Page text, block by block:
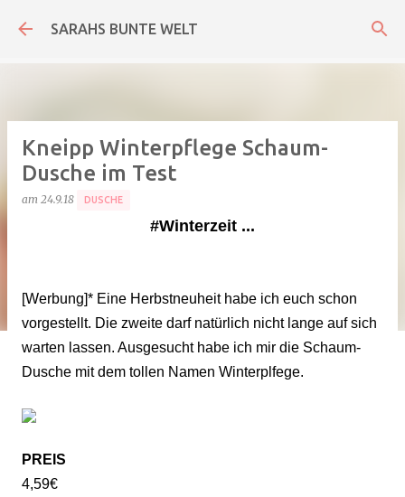
Direkt zum Hauptbereich
SARAHS BUNTE WELT
Kneipp Winterpflege Schaum-
Dusche im Test
am 24.9.18 DUSCHE
#Winterzeit ...
[Werbung]* Eine Herbstneuheit habe ich euch schon
vorgestellt. Die zweite darf natürlich nicht lange auf sich
warten lassen. Ausgesucht habe ich mir die Schaum-
Dusche mit dem tollen Namen Winterplfege.
PREIS
4,59€